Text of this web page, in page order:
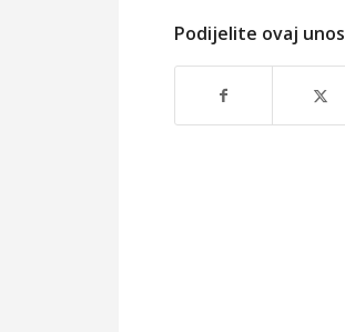
Podijelite ovaj unos